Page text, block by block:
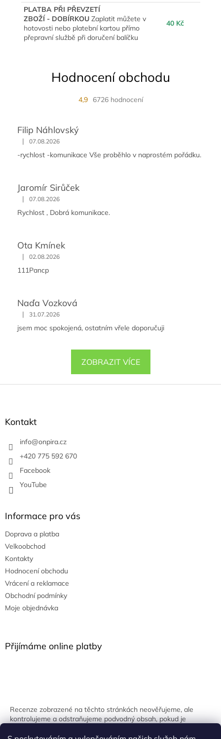
PLATBA PŘI PŘEVZETÍ
ZBOŽÍ - DOBÍRKOUZaplatit můžete v
hotovosti nebo platební kartou přímo
přepravní službě při doručení balíčku
40 Kč
Hodnocení obchodu
4,9 6726 hodnocení
Filip Náhlovský
| 07.08.2026
-rychlost -komunikace Vše proběhlo v naprostém pořádku.
Jaromír Sirůček
| 07.08.2026
Rychlost , Dobrá komunikace.
Ota Kmínek
| 02.08.2026
111Pancp
Naďa Vozková
| 31.07.2026
jsem moc spokojená, ostatním vřele doporučuji
ZOBRAZIT VÍCE
Z
Kontakt
info@onpira.cz
+420 775 592 670
Facebook
YouTube
Informace pro vás
Doprava a platba
Velkoobchod
Kontakty
Hodnocení obchodu
Vrácení a reklamace
Obchodní podmínky
Moje objednávka
Přijímáme online platby
Recenze zobrazené na těchto stránkách neověřujeme, ale
kontrolujeme a odstraňujeme podvodný obsah, pokud je